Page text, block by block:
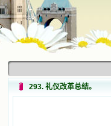
293. 礼仪改革总结。